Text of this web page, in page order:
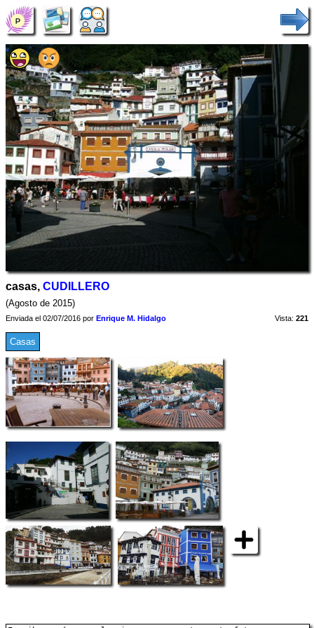
casas, CUDILLERO
(Agosto de 2015)
Enviada el 02/07/2016 por Enrique M. Hidalgo Vista: 221
Casas